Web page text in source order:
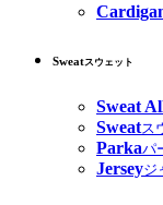
Sweatスウェット
Sweat
Sweatス
Parkaパ
Jerseyジ